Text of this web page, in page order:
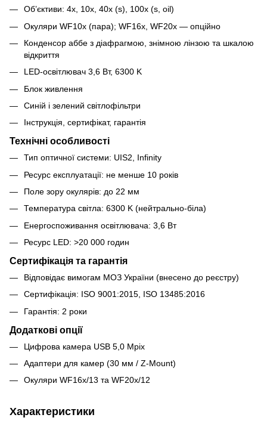
Об’єктиви: 4x, 10x, 40x (s), 100x (s, oil)
Окуляри WF10x (пара); WF16x, WF20x — опційно
Конденсор аббе з діафрагмою, знімною лінзою та шкалою
відкриття
LED-освітлювач 3,6 Вт, 6300 K
Блок живлення
Синій і зелений світлофільтри
Інструкція, сертифікат, гарантія
Технічні особливості
Тип оптичної системи: UIS2, Infinity
Ресурс експлуатації: не менше 10 років
Поле зору окулярів: до 22 мм
Температура світла: 6300 K (нейтрально-біла)
Енергоспоживання освітлювача: 3,6 Вт
Ресурс LED: >20 000 годин
Сертифікація та гарантія
Відповідає вимогам МОЗ України (внесено до реєстру)
Сертифікація: ISO 9001:2015, ISO 13485:2016
Гарантія: 2 роки
Додаткові опції
Цифрова камера USB 5,0 Mpix
Адаптери для камер (30 мм / Z-Mount)
Окуляри WF16x/13 та WF20x/12
Характеристики